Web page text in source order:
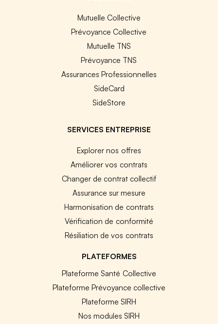
Mutuelle Collective
Prévoyance Collective
Mutuelle TNS
Prévoyance TNS
Assurances Professionnelles
SideCard
SideStore
SERVICES ENTREPRISE
Explorer nos offres
Améliorer vos contrats
Changer de contrat collectif
Assurance sur mesure
Harmonisation de contrats
Vérification de conformité
Résiliation de vos contrats
PLATEFORMES
Plateforme Santé Collective
Plateforme Prévoyance collective
Plateforme SIRH
Nos modules SIRH